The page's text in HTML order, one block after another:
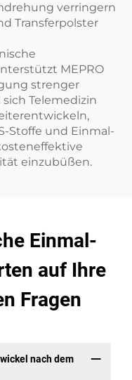
verringern
Transferpolster
MEPRO
strenger
Telemedizin
Stoffe und Einmal-
einzubüßen.
Einmal-
auf Ihre
Fragen
nach dem